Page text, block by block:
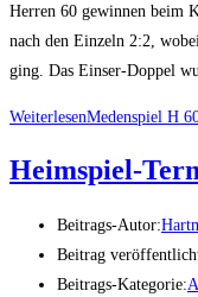
Herren 60 gewinnen beim
nach den Einzeln 2:2,
ging. Das Einser-Doppel
WeiterlesenMedenspiel H
Heimspiel-
Beitrags-Autor:
Beitrag
Beitrags-Kategorie: